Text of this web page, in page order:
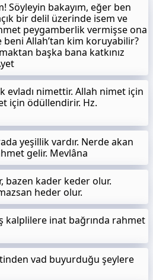
Söyleyin bakayım, eğer ben
bir delil üzerinde isem ve
peygamberlik vermişse ona
Allah’tan kim koruyabilir?
başka bana katkınız
evladı nimettir. Allah nimet için
için ödüllendirir. Hz.
yeşillik vardır. Nerde akan
gelir. Mevlâna
bazen kader keder olur.
heder olur.
kalplilere inat bağrında rahmet
vad buyurduğu şeylere